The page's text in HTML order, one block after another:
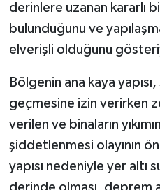
derinlere uzanan kararlı
bulunduğunu ve
elverişli olduğunu
Bölgenin ana kaya
geçmesine izin verirken
verilen ve binaların
şiddetlenmesi olayının
yapısı nedeniyle yer altı